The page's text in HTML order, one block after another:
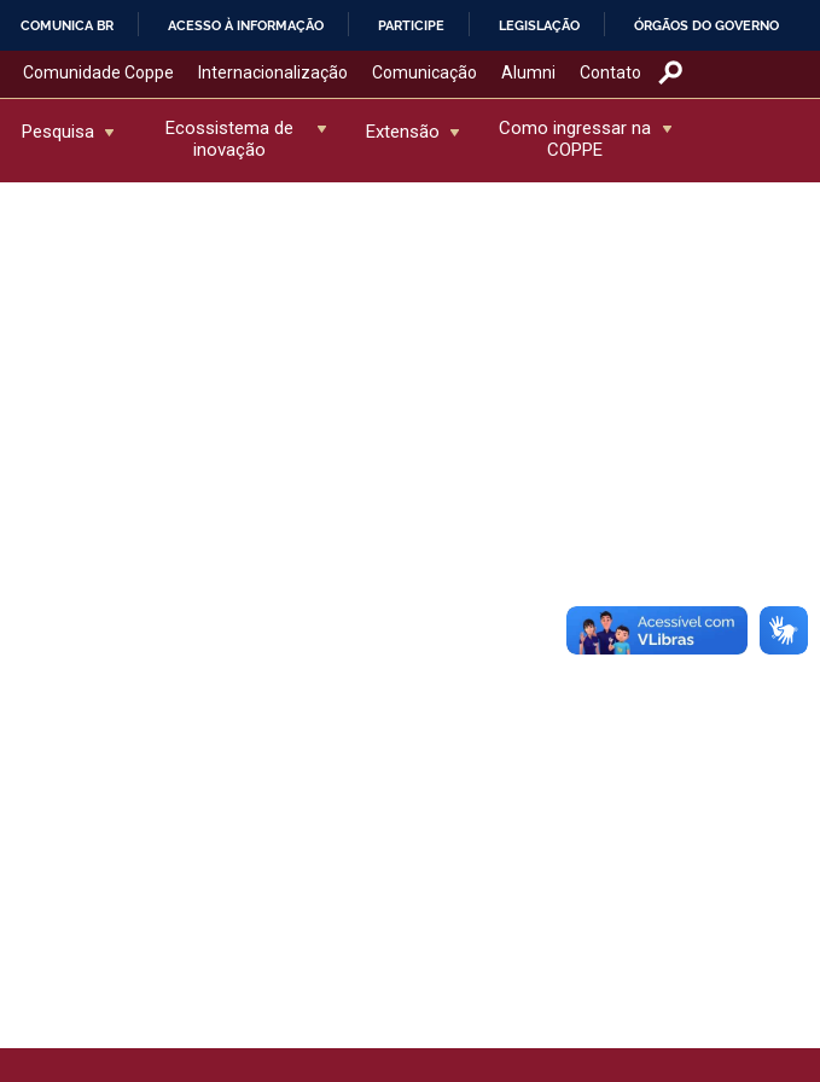
COMUNICA BR ACESSO À INFORMAÇÃO PARTICIPE LEGISLAÇÃO ÓRGÃOS DO GOVERNO
Comunidade Coppe Internacionalização Comunicação Alumni Contato
Pesquisa
Ecossistema de
inovação
Extensão
Como ingressar na
COPPE